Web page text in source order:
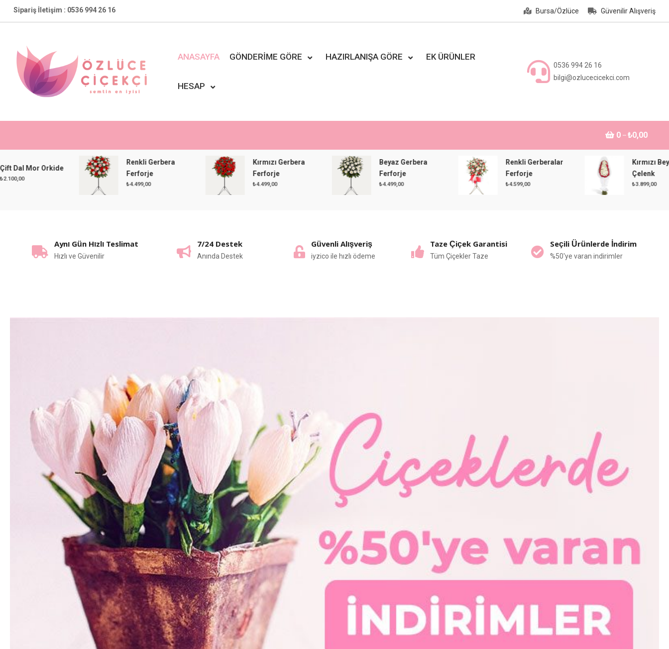
Skip
to
Sipariş İletişim : 0536 994 26 16 Bursa/Özlüce Güvenilir Alışveriş
ANASAYFA GÖNDERIME GÖRE HAZIRLANIŞA GÖRE EK ÜRÜNLER
HESAP
0536 994 26 16
bilgi@ozlucecicekci.com
0 ₺0,00
Mor Orkide
Renkli Gerbera
Ferforje
4.499,00
Kırmızı Gerbera
Ferforje
4.499,00
Beyaz Gerbera
Ferforje
4.499,00
Renkli Gerberalar
Ferforje
4.599,00
Kırmızı Beyaz
Çelenk
3.899,00
Aynı Gün Hızlı Teslimat
Hızlı ve Güvenilir
7/24 Destek
Anında Destek
Güvenli Alışveriş
iyzico ile hızlı ödeme
Taze Çiçek Garantisi
Tüm Çiçekler Taze
Seçili Ürünlerde İndirim
%50'ye varan indirimler